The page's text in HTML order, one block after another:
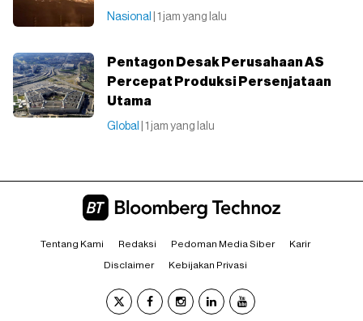
Nasional | 1 jam yang lalu
Pentagon Desak Perusahaan AS
Percepat Produksi Persenjataan
Utama
Global | 1 jam yang lalu
Tentang Kami Redaksi Pedoman Media Siber Karir
Disclaimer Kebijakan Privasi